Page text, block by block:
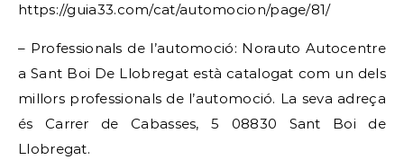
https://guia33.com/cat/automocion/page/81/
– Professionals de l’automoció: Norauto Autocentre
a Sant Boi De Llobregat està catalogat com un dels
millors professionals de l’automoció. La seva adreça
és Carrer de Cabasses, 5 08830 Sant Boi de
Llobregat.